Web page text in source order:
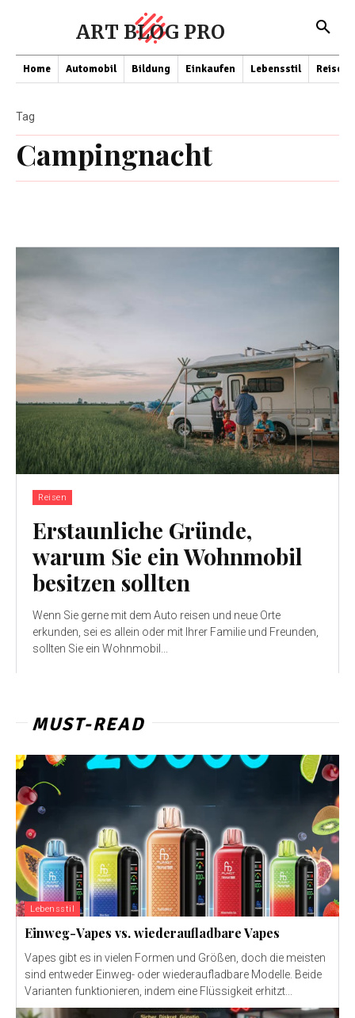
ART BLOG PRO
Home Automobil Bildung Einkaufen Lebensstil Reisen
Campingnacht
Tag
Reisen
Erstaunliche Gründe,
warum Sie ein Wohnmobil
besitzen sollten
Wenn Sie gerne mit dem Auto reisen und neue Orte
erkunden, sei es allein oder mit Ihrer Familie und Freunden,
sollten Sie ein Wohnmobil...
MUST-READ
Lebensstil
Einweg-Vapes vs. wiederaufladbare Vapes
Vapes gibt es in vielen Formen und Größen, doch die meisten
sind entweder Einweg- oder wiederaufladbare Modelle. Beide
Varianten funktionieren, indem eine Flüssigkeit erhitzt...